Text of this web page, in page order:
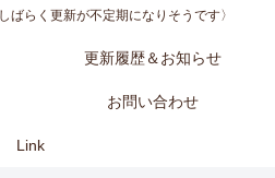
ばらく更新が不定期になりそうです〉
更新履歴＆お知らせ
お問い合わせ
Link